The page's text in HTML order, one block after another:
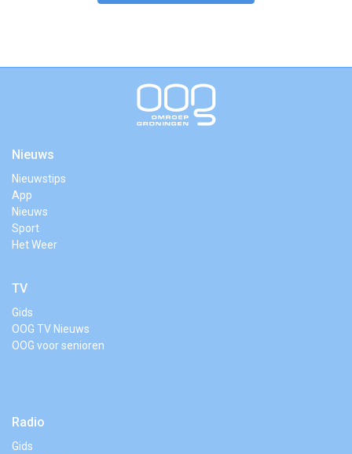
Nieuws
Nieuwstips
App
Nieuws
Sport
Het Weer
TV
Gids
OOG TV Nieuws
OOG voor senioren
Radio
Gids